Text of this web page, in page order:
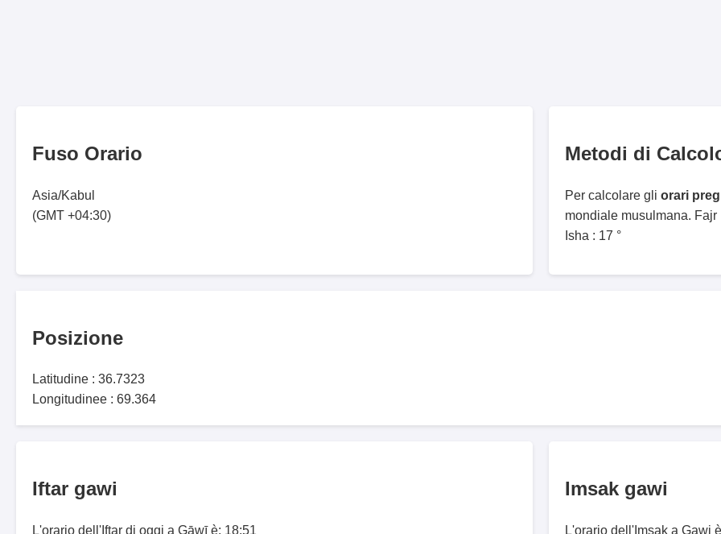
Fuso Orario
Asia/Kabul
(GMT +04:30)
Metodi di
Per calcolare gli orari
mondiale musulmana. Fajr
Isha : 17 °
Posizione
Latitudine : 36.7323
Longitudinee : 69.364
Iftar gawi
L'orario dell'Iftar di oggi a Gāwī è: 18:51
Imsak gawi
L'orario dell'Imsak a Gawi